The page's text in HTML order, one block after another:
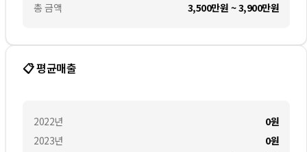
총 금액
3,500만원 ~ 3,900만원
📋 평균매출
2022년
2023년
0원
0원